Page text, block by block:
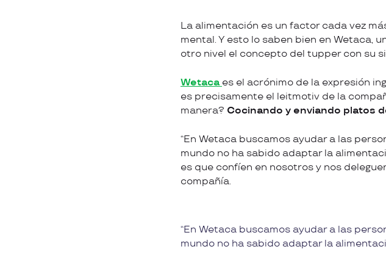
La alimentación es un factor cada vez
mental. Y esto lo saben bien en Wetaca,
otro nivel el concepto del tupper con su
Wetaca es el acrónimo de la expresión
es precisamente el leitmotiv de la
manera? Cocinando y enviando platos
“En Wetaca buscamos ayudar a las
mundo no ha sabido adaptar la
es que confíen en nosotros y nos
compañía.
En Wetaca buscamos ayudar a las
mundo no ha sabido adaptar la